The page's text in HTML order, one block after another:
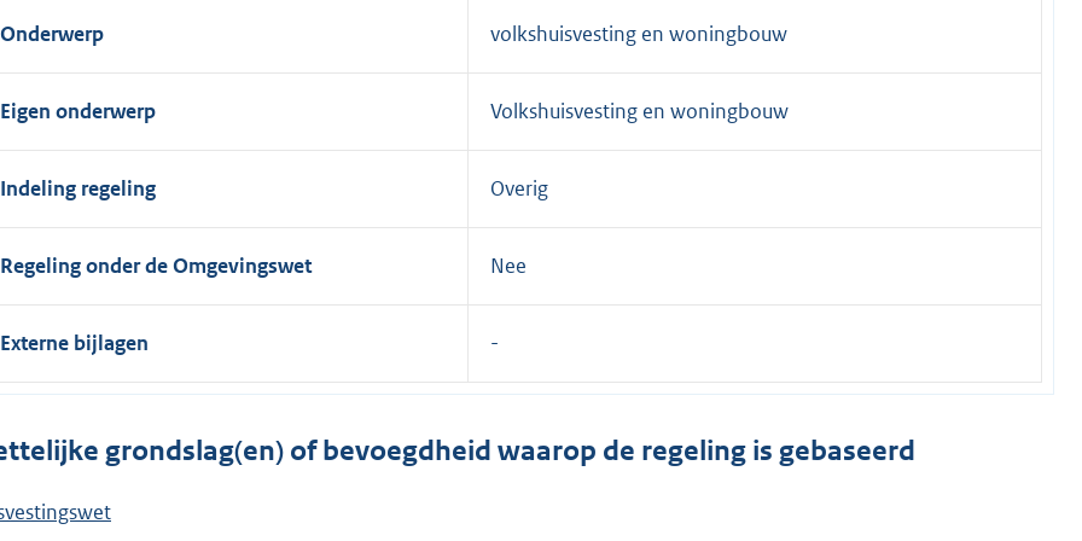
Onderwerp volkshuisvesting en woningbouw
Eigen onderwerp Volkshuisvesting en woningbouw
Indeling regeling Overig
Regeling onder de Omgevingswet Nee
Externe bijlagen
grondslag(en) of bevoegdheid waarop de regeling is gebaseerd